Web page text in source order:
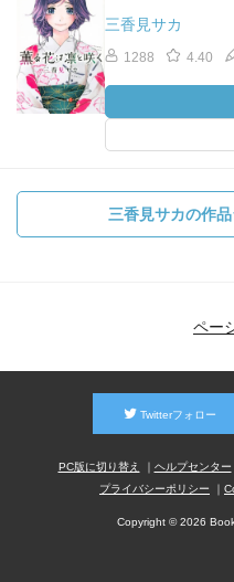
三香見サカ
1288 4.40
三香見サカの作
ペー
Twitterフォロー
PC版に切り替え ヘルプセンター
プライバシーポリシー
Copyright © 2026